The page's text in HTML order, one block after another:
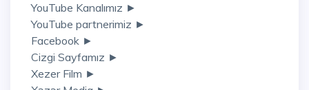
YouTube Kanalımız ►
YouTube partnerimiz ►
Facebook ►
Cizgi Sayfamız ►
Xezer Film ►